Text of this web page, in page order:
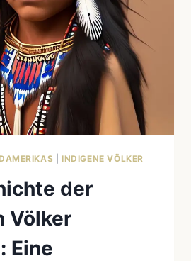
|INDIGENE VÖLKER
der
Völker
Eine